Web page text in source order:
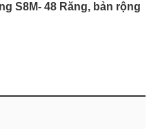
S8M- 48 Răng, bản rộng